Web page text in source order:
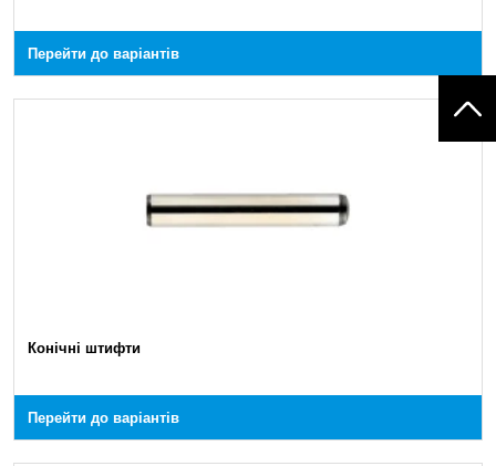
Перейти до варіантів
Конічні штифти
Перейти до варіантів